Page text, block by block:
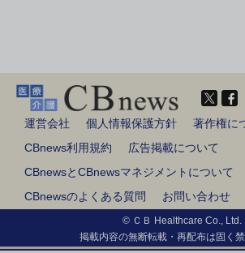
運営会社 個人情報保護方針
著作権に
CBnews利用規約
広告掲載について
CBnewsとCBnewsマネジメントについて
CBnewsのよくある質問
お問い合わせ
© ＣＢ Healthcare Co., Ltd.
掲載内容の無断転載・再配布は固く禁